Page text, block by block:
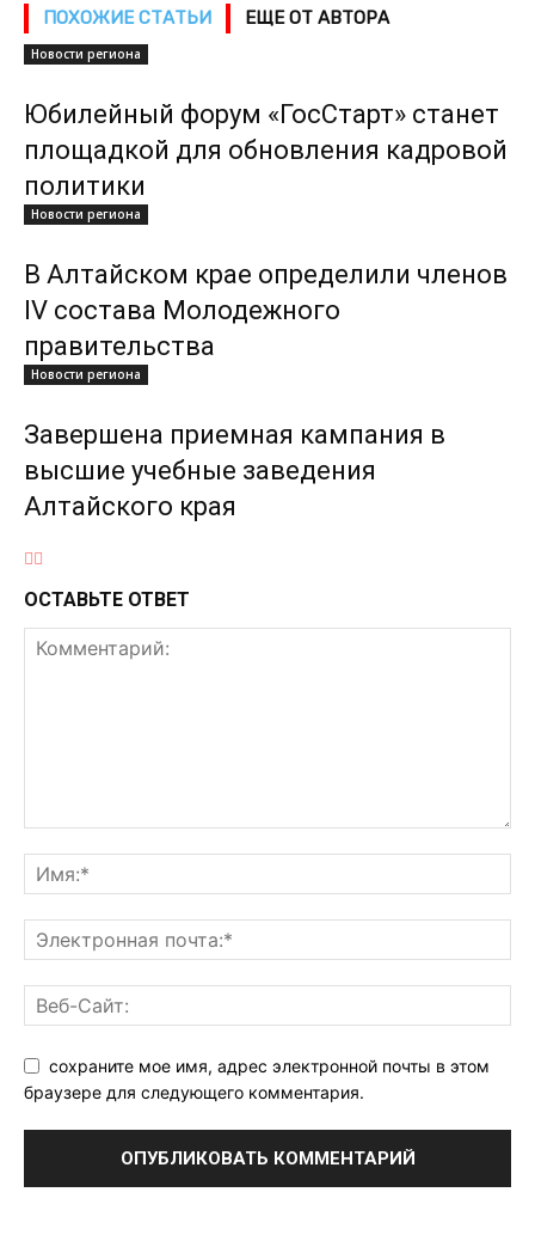
ПОХОЖИЕ СТАТЬИ ЕЩЕ ОТ АВТОРА
Новости региона
Юбилейный форум «ГосСтарт» станет
площадкой для обновления кадровой
политики
Новости региона
В Алтайском крае определили членов
IV состава Молодежного
правительства
Новости региона
Завершена приемная кампания в
высшие учебные заведения
Алтайского края
ОСТАВЬТЕ ОТВЕТ
сохраните мое имя, адрес электронной почты в этом
браузере для следующего комментария.